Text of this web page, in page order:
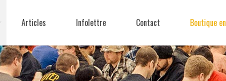
Articles Infolettre Contact Boutique